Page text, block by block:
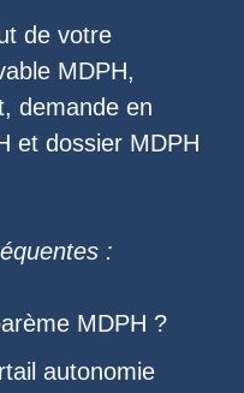
de votre
MDPH,
, demande en
et dossier MDPH
:
MDPH ?
autonomie